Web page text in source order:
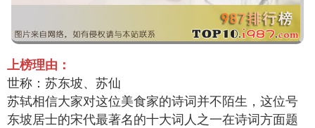
上榜理由：
世称：苏东坡、苏仙
苏轼相信大家对这位美食家的诗词并不陌生，这位号
东坡居士的宋代最著名的十大词人之一在诗词方面题